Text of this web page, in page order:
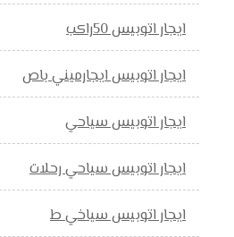
ايجار اتوبيس 50راكب
ايجار اتوبيس ايجارميني باص
ايجار اتوبيس سياحي
ايجار اتوبيس سياحي رحلات
ايجار اتوبيس سياخي ط